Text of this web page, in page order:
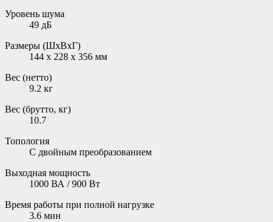
Уровень шума
49 дБ
Размеры (ШxВxГ)
144 x 228 x 356 мм
Вес (нетто)
9.2 кг
Вес (брутто, кг)
10.7
Топология
С двойным преобразованием
Выходная мощность
1000 ВА / 900 Вт
Время работы при полной нагрузке
3.6 мин